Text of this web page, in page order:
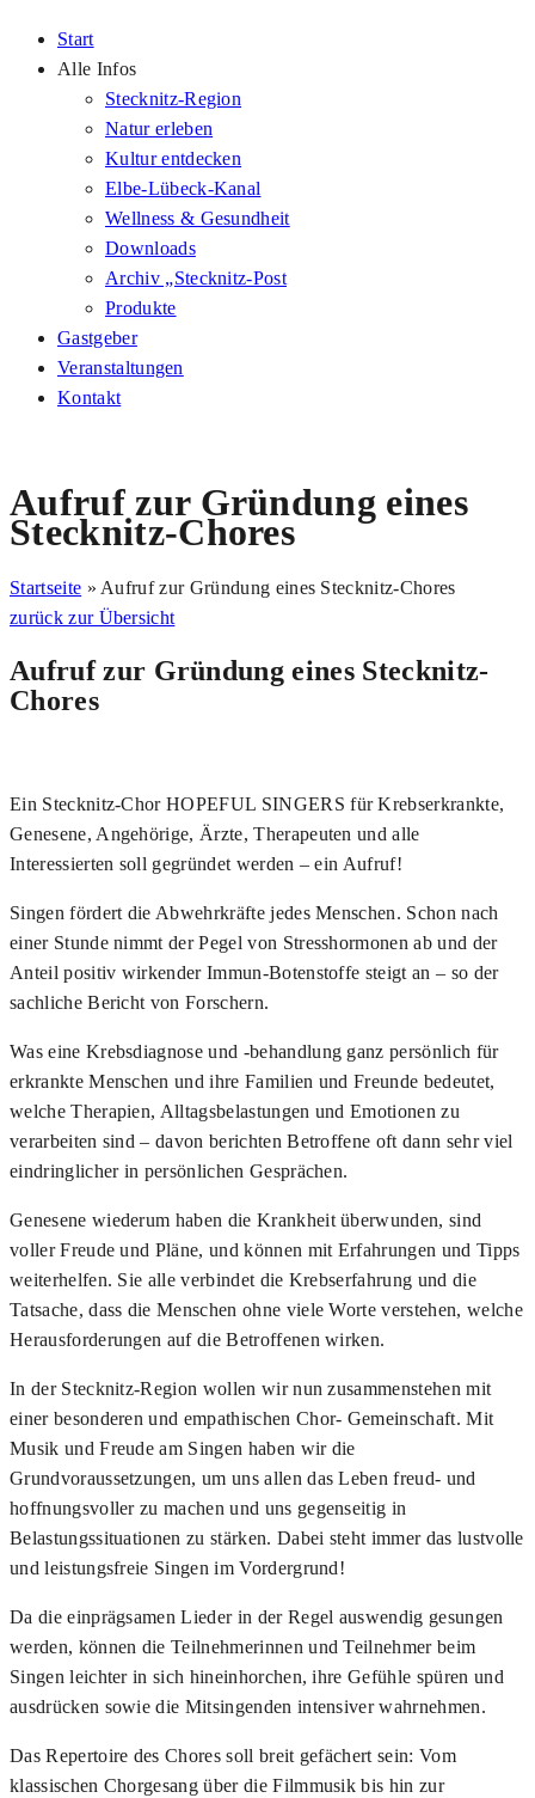
Start
Alle Infos
Stecknitz-Region
Natur erleben
Kultur entdecken
Elbe-Lübeck-Kanal
Wellness & Gesundheit
Downloads
Archiv „Stecknitz-Post
Produkte
Gastgeber
Veranstaltungen
Kontakt
Aufruf zur Gründung eines
Stecknitz-Chores
Startseite » Aufruf zur Gründung eines Stecknitz-Chores
zurück zur Übersicht
Aufruf zur Gründung eines Stecknitz-
Chores
Ein Stecknitz-Chor HOPEFUL SINGERS für Krebserkrankte,
Genesene, Angehörige, Ärzte, Therapeuten und alle
Interessierten soll gegründet werden – ein Aufruf!
Singen fördert die Abwehrkräfte jedes Menschen. Schon nach
einer Stunde nimmt der Pegel von Stresshormonen ab und der
Anteil positiv wirkender Immun-Botenstoffe steigt an – so der
sachliche Bericht von Forschern.
Was eine Krebsdiagnose und -behandlung ganz persönlich für
erkrankte Menschen und ihre Familien und Freunde bedeutet,
welche Therapien, Alltagsbelastungen und Emotionen zu
verarbeiten sind – davon berichten Betroffene oft dann sehr viel
eindringlicher in persönlichen Gesprächen.
Genesene wiederum haben die Krankheit überwunden, sind
voller Freude und Pläne, und können mit Erfahrungen und Tipps
weiterhelfen. Sie alle verbindet die Krebserfahrung und die
Tatsache, dass die Menschen ohne viele Worte verstehen, welche
Herausforderungen auf die Betroffenen wirken.
In der Stecknitz-Region wollen wir nun zusammenstehen mit
einer besonderen und empathischen Chor- Gemeinschaft. Mit
Musik und Freude am Singen haben wir die
Grundvoraussetzungen, um uns allen das Leben freud- und
hoffnungsvoller zu machen und uns gegenseitig in
Belastungssituationen zu stärken. Dabei steht immer das lustvolle
und leistungsfreie Singen im Vordergrund!
Da die einprägsamen Lieder in der Regel auswendig gesungen
werden, können die Teilnehmerinnen und Teilnehmer beim
Singen leichter in sich hineinhorchen, ihre Gefühle spüren und
ausdrücken sowie die Mitsingenden intensiver wahrnehmen.
Das Repertoire des Chores soll breit gefächert sein: Vom
klassischen Chorgesang über die Filmmusik bis hin zur